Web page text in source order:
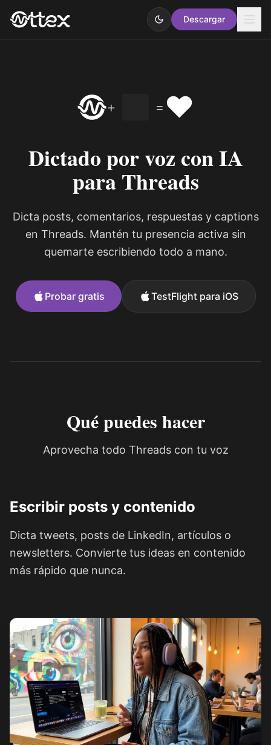
Descargar
+ = ❤️
Dictado por voz con IA
para Threads
Dicta posts, comentarios, respuestas y captions
en Threads. Mantén tu presencia activa sin
quemarte escribiendo todo a mano.
Probar gratis TestFlight para iOS
Qué puedes hacer
Aprovecha todo Threads con tu voz
Escribir posts y contenido
Dicta tweets, posts de LinkedIn, artículos o
newsletters. Convierte tus ideas en contenido
más rápido que nunca.